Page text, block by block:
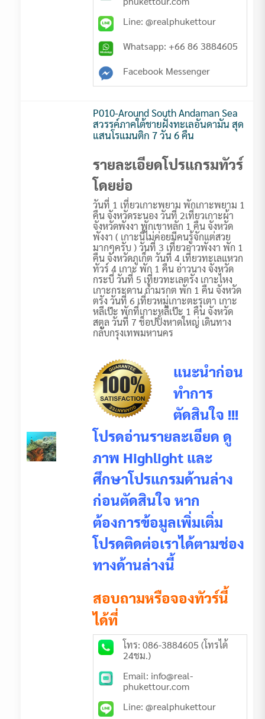
Line: @realphukettour
Whatsapp: +66 86 3884605
Facebook Messenger
P010-Around South Andaman Sea
สวรรค์ภาคใต้ชายฝั่งทะเลอันดามัน สุด
แสนโรแมนติก 7 วัน 6 คืน
รายละเอียดโปรแกรมทัวร์
โดยย่อ
วันที่ 1 เที่ยวเกาะพยาม พักเกาะพยาม 1
คืน จังหวัดระนอง วันที่ 2เที่ยวเกาะผ้า
จังหวัดพังงา พักเขาหลัก 1 คืน จังหวัด
พังงา ( เกาะนี้ไม่ค่อยมีคนรู้จักแต่สวย
มากๆครับ ) วันที่ 3 เที่ยวอ่าวพังงา พัก 1
คืน จังหวัดภูเก็ต วันที่ 4 เที่ยวทะเลแหวก
ทัวร์ 4 เกาะ พัก 1 คืน อ่าวนาง จังหวัด
กระบี่ วันที่ 5 เที่ยวทะเลตรัง เกาะไหง
เกาะกระดาน ถ้ำมรกต พัก 1 คืน จังหวัด
ตรัง วันที่ 6 เที่ยวหมู่เกาะตะรุเตา เกาะ
หลีเป๊ะ พักที่เกาะหลีเป๊ะ 1 คืน จังหวัด
สตูล วันที่ 7 ช็อปปิ้งหาดใหญ่ เดินทาง
กลับกรุงเทพมหานคร
แนะนำก่อน
ทำการ
ตัดสินใจ !!!
โปรดอ่านรายละเอียด ดู
ภาพ Highlight และ
ศึกษาโปรแกรมด้านล่าง
ก่อนตัดสินใจ หาก
ต้องการข้อมูลเพิ่มเติ่ม
โปรดติดต่อเราได้ตามช่อง
ทางด้านล่างนี้
สอบถามหรือจองทัวร์นี้
ได้ที่
โทร: 086-3884605 (โทรได้
24ชม.)
Email: info@real-
phukettour.com
Line: @realphukettour